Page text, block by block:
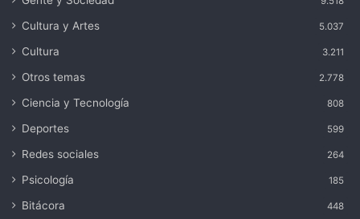
Cultura y Artes 5.037
Cultura 3.211
Otros temas 2.778
Ciencia y Tecnología 808
Deportes 599
Redes sociales 264
Psicología 185
Bitácora 448